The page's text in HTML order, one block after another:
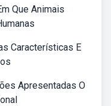
Que Animais
Características E
Apresentadas O